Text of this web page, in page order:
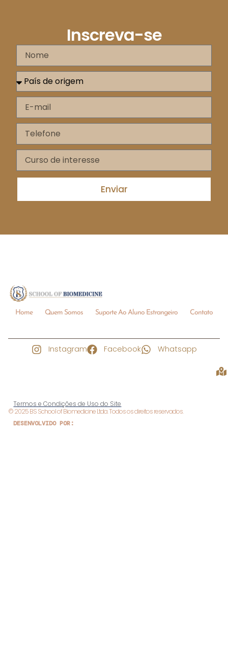
Inscreva-se
Enviar
Home Quem Somos Suporte Ao Aluno Estrangeiro Contato
Instagram Facebook Whatsapp
Termos e Condições de Uso do Site
© 2025 BS School of Biomedicine Ltda. Todos os direitos reservados.
DESENVOLVIDO POR: